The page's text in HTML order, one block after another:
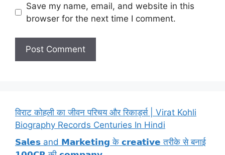
Save my name, email, and website in this
browser for the next time I comment.
विराट कोहली का जीवन परिचय और रिकार्ड्स | Virat Kohli
Biography Records Centuries In Hindi
𝗦𝗮𝗹𝗲𝘀 and 𝗠𝗮𝗿𝗸𝗲𝘁𝗶𝗻𝗴 के 𝗰𝗿𝗲𝗮𝘁𝗶𝘃𝗲 तरीके से बनाई